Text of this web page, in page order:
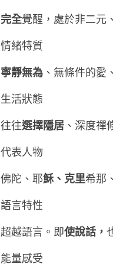
完全覺醒，處於非二
情緒特質
寧靜無為 、無條件的
生活狀態
往往選擇隱居 、深度
代表人物
佛陀、耶穌、克里希那
語言特性
超越語言。即使說話，
能量感受